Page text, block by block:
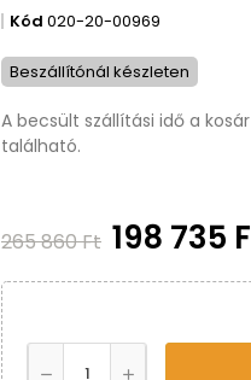
Kód 020-20-00969
Beszállítónál készleten
A becsült szállítási idő a
található.
265 860 Ft 198 735